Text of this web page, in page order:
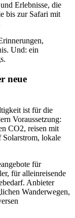
Erlebnisse, die
bis zur Safari mit
Und: ein
neue
ist für die
Voraussetzung:
CO2, reisen mit
lokale
für
für alleinreisende
Anbieter
Wanderwegen,